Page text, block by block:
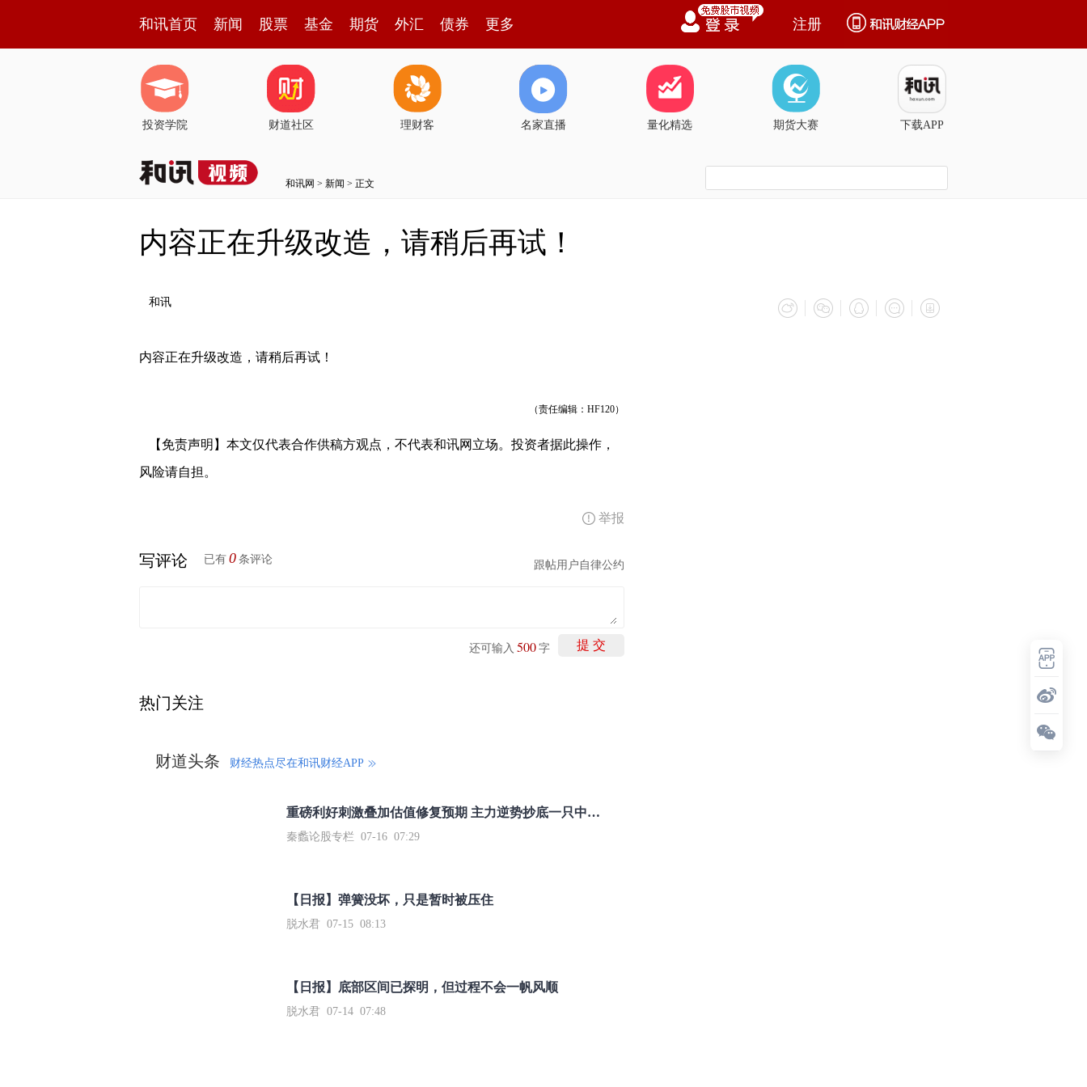
和讯首页 新闻 股票 基金 期货 外汇 债券 更多 注册
投资学院 财道社区 理财客 名家直播 量化精选 期货大赛 下载APP
和讯网 > 新闻 > 正文
内容正在升级改造，请稍后再试！
和讯
内容正在升级改造，请稍后再试！
（责任编辑：HF120）
【免责声明】本文仅代表合作供稿方观点，不代表和讯网立场。投资者据此操作，
风险请自担。
举报
写评论 已有 0 条评论 跟帖用户自律公约
提 交
还可输入 500 字
热门关注
财道头条 财经热点尽在和讯财经APP
重磅利好刺激叠加估值修复预期 主力逆势抄底一只中药龙头股
秦蠡论股专栏 07-16 07:29
【日报】弹簧没坏，只是暂时被压住
脱水君 07-15 08:13
【日报】底部区间已探明，但过程不会一帆风顺
脱水君 07-14 07:48